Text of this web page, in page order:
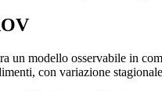
modello osservabile in
con variazione